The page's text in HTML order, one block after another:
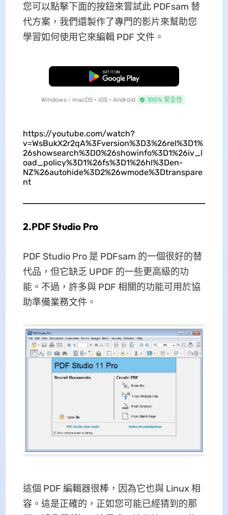
您可以點擊下面的按鈕來嘗試此 PDFsam 替
代方案，我們還製作了專門的影片來幫助您
學習如何使用它來編輯 PDF 文件。
免費下載
Windows • macOS • iOS • Android 100% 安全性
https://youtube.com/watch?
v=WsBukX2r2qA%3Fversion%3D3%26rel%3D1%
26showsearch%3D0%26showinfo%3D1%26iv_l
oad_policy%3D1%26fs%3D1%26hl%3Den-
NZ%26autohide%3D2%26wmode%3Dtranspare
nt
2.PDF Studio Pro
PDF Studio Pro 是 PDFsam 的一個很好的替
代品，但它缺乏 UPDF 的一些更高級的功
能。不過，許多與 PDF 相關的功能可用於協
助準備業務文件。
這個 PDF 編輯器很棒，因為它也與 Linux 相
容。這是正確的，正如您可能已經猜到的那